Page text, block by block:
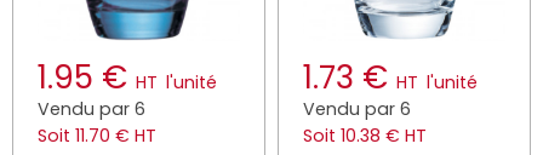
1.95 € HT l'unité
Vendu par 6
Soit 11.70 € HT
1.73 € HT l'unité
Vendu par 6
Soit 10.38 € HT